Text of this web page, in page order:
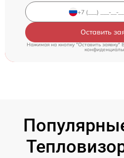
Оставить
Нажимая на кнопку "Оставить заявку"